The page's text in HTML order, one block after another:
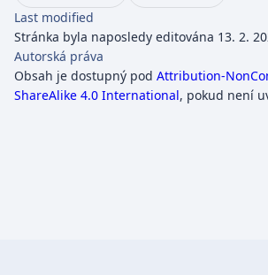
Last modified
Stránka byla naposledy editována 13. 2.
Autorská práva
Obsah je dostupný pod Attribution-
ShareAlike 4.0 International, pokud není